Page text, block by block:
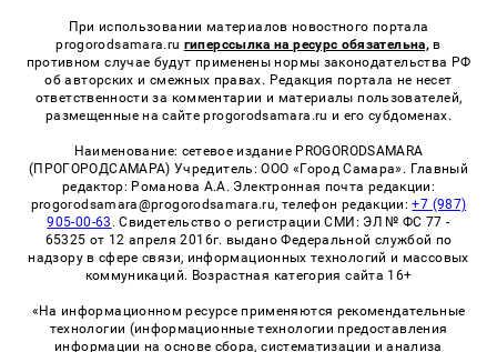
При использовании материалов новостного портала
progorodsamara.ru гиперссылка на ресурс обязательна, в
противном случае будут применены нормы законодательства РФ
об авторских и смежных правах. Редакция портала не несет
ответственности за комментарии и материалы пользователей,
размещенные на сайте progorodsamara.ru и его субдоменах.
Наименование: сетевое издание PROGORODSAMARA
(ПРОГОРОДСАМАРА) Учредитель: ООО «Город Самара». Главный
редактор: Романова А.А. Электронная почта редакции:
progorodsamara@progorodsamara.ru, телефон редакции:+7 (987)
905-00-63 . Свидетельство о регистрации СМИ: ЭЛ № ФС 77 -
65325 от 12 апреля 2016г. выдано Федеральной службой по
надзору в сфере связи, информационных технологий и массовых
коммуникаций. Возрастная категория сайта 16+
«На информационном ресурсе применяются рекомендательные
технологии (информационные технологии предоставления
информации на основе сбора, систематизации и анализа